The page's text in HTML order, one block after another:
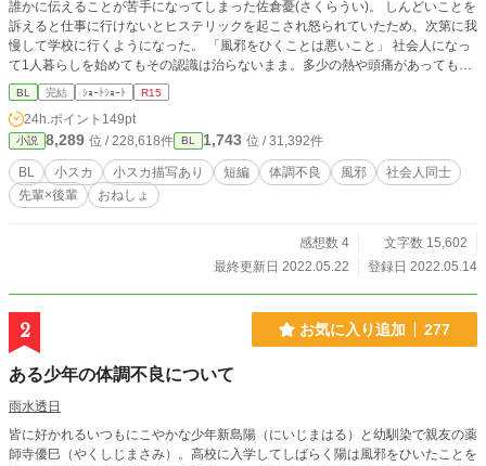
誰かに伝えることが苦手になってしまった佐倉憂(さくらうい)。 しんどいことを
訴えると仕事に行けないとヒステリックを起こされ怒られていたため、次第に我
慢して学校に行くようになった。 「風邪をひくことは悪いこと」 社会人になっ
て1人暮らしを始めてもその認識は治らないまま。多少の熱や頭痛があっても怒
られることを危惧して出勤している。 とある日、いつものように会社に行って
業務をこなしていた時。午前では無視できていただるけが無視できないものにな
っていた。 それでも、自己管理がなっていない、日頃ちゃんと体調管理が出来
てない、そう怒られるのが怖くて、言えずにいると…？
BL 完結 ｼｮｰﾄｼｮｰﾄ R15
24h.ポイント 149pt
小説 8,289 位 / 228,618件 BL 1,743 位 / 31,392件
BL 小スカ 小スカ描写あり 短編 体調不良 風邪
社会人同士
先輩×後輩
おねしょ
感想数 4
文字数 15,602
最終更新日 2022.05.22
登録日 2022.05.14
2 お気に入り追加 277
ある少年の体調不良について
雨水透日
皆に好かれるいつもにこやかな少年新島陽（にいじまはる）と幼馴染で親友の薬
師寺優巳（やくしじまさみ）。高校に入学してしばらく陽は風邪をひいたことを